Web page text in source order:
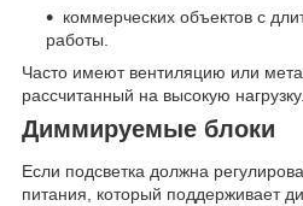
коммерческих объектов с
работы.
Часто имеют вентиляцию или
рассчитанный на высокую нагрузку.
Диммируемые блоки
Если подсветка должна
питания, который поддерживает